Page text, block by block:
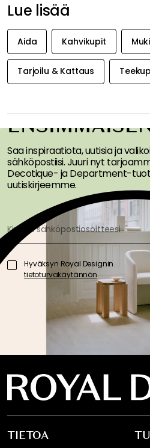
Lue lisää
Aida Kahvikupit
Tarjoilu & Kattaus
SAA
TARJOUKSIA
Saa inspiraatiota, uutisia ja
sähköpostiisi. Juuri nyt
Decotique- ja Department-
uutiskirjeemme.
Hyväksyn Royal Designin
tietoturvakäytännön
TIETOA